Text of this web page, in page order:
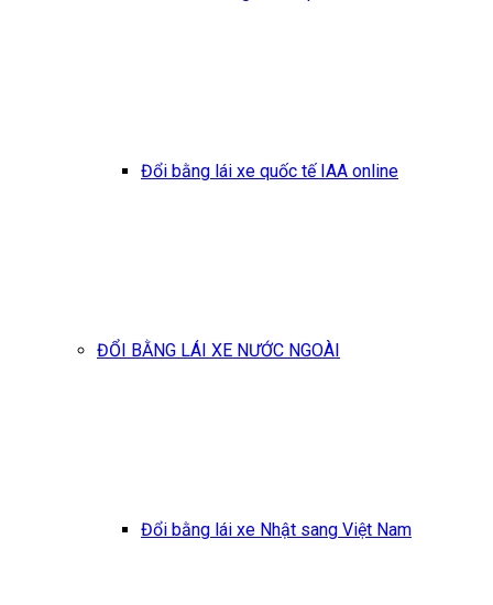
Đổi bằng lái xe quốc tế IAA online
ĐỔI BẰNG LÁI XE NƯỚC NGOÀI
Đổi bằng lái xe Nhật sang Việt Nam